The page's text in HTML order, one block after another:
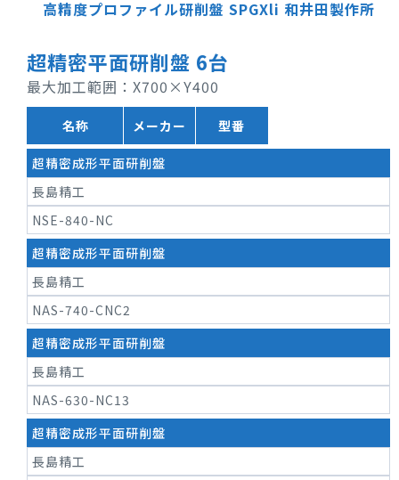
高精度プロファイル研削盤 SPGXli 和井田製作所
超精密平面研削盤 6台
最大加工範囲：X700×Y400
名称 メーカー 型番
超精密成形平面研削盤
長島精工
NSE-840-NC
超精密成形平面研削盤
長島精工
NAS-740-CNC2
超精密成形平面研削盤
長島精工
NAS-630-NC13
超精密成形平面研削盤
長島精工